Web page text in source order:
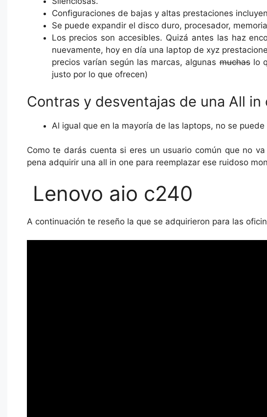
Configuraciones de bajas y altas prestaciones
Se puede expandir el disco duro, procesador,
Los precios son accesibles. Quizá antes las haz
nuevamente, hoy en día una laptop de xyz
precios varían según las marcas, algunasmuchaslo
justo por lo que ofrecen)
Contras y desventajas de una All in
Al igual que en la mayoría de las laptops, no se
Como te darás cuenta si eres un usuario común que no
pena adquirir una all in one para reemplazar ese ruidoso
Lenovo aio c240
A continuación te reseño la que se adquirieron para las